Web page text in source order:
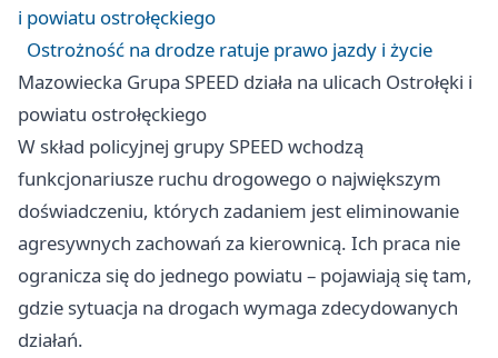
i powiatu ostrołęckiego
Ostrożność na drodze ratuje prawo jazdy i życie
Mazowiecka Grupa SPEED działa na ulicach Ostrołęki i
powiatu ostrołęckiego
W skład policyjnej grupy SPEED wchodzą
funkcjonariusze ruchu drogowego o największym
doświadczeniu, których zadaniem jest eliminowanie
agresywnych zachowań za kierownicą. Ich praca nie
ogranicza się do jednego powiatu – pojawiają się tam,
gdzie sytuacja na drogach wymaga zdecydowanych
działań.